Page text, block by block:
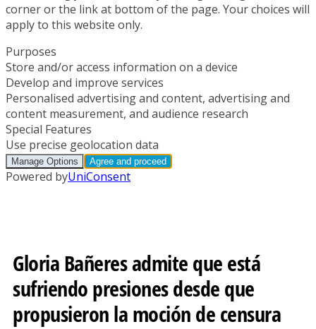
Gloria Bañeres admite que está
sufriendo presiones desde que
propusieron la moción de censura